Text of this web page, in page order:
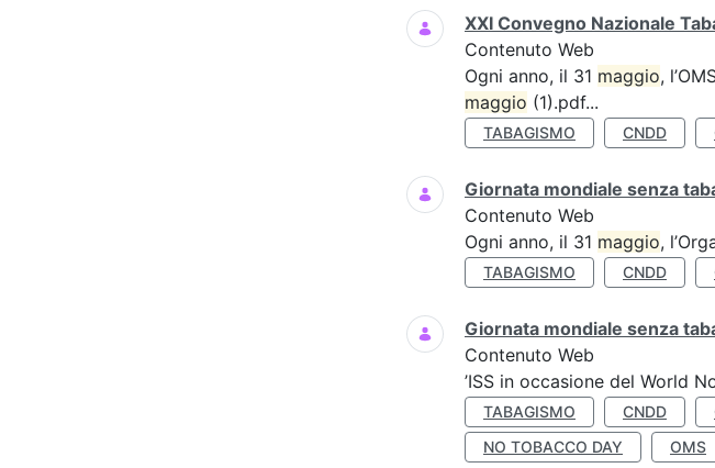
XXI Convegno Nazionale
Contenuto Web
Ogni anno, il 31 maggio,
maggio (1).pdf...
TABAGISMO CNDD
Giornata mondiale senza
Contenuto Web
Ogni anno, il 31 maggio,
TABAGISMO CNDD
Giornata mondiale senza
Contenuto Web
’ISS in occasione del World
TABAGISMO CNDD
NO TOBACCO DAY
OMS